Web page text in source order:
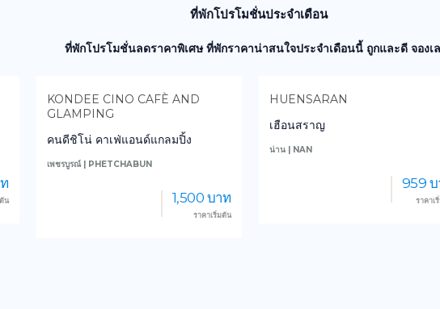
ที่พักโปรโมชั่นประจำเดือน
ที่พักโปรโมชั่นลดราคาพิเศษ ที่พักราคาน่าสนใจประจำเดือนนี้ ถูกและดี จองเ
KONDEE CINO CAFÈ AND
GLAMPING
คนดีชิโน่ คาเฟ่แอนด์แกลมปิ้ง
เพชรบูรณ์ | PHETCHABUN
1,500 บาท
ราคาเริ่มต้น
HUENSARAN
เฮือนสราญ
น่าน | NAN
959 บา
ราคาเริ่ม